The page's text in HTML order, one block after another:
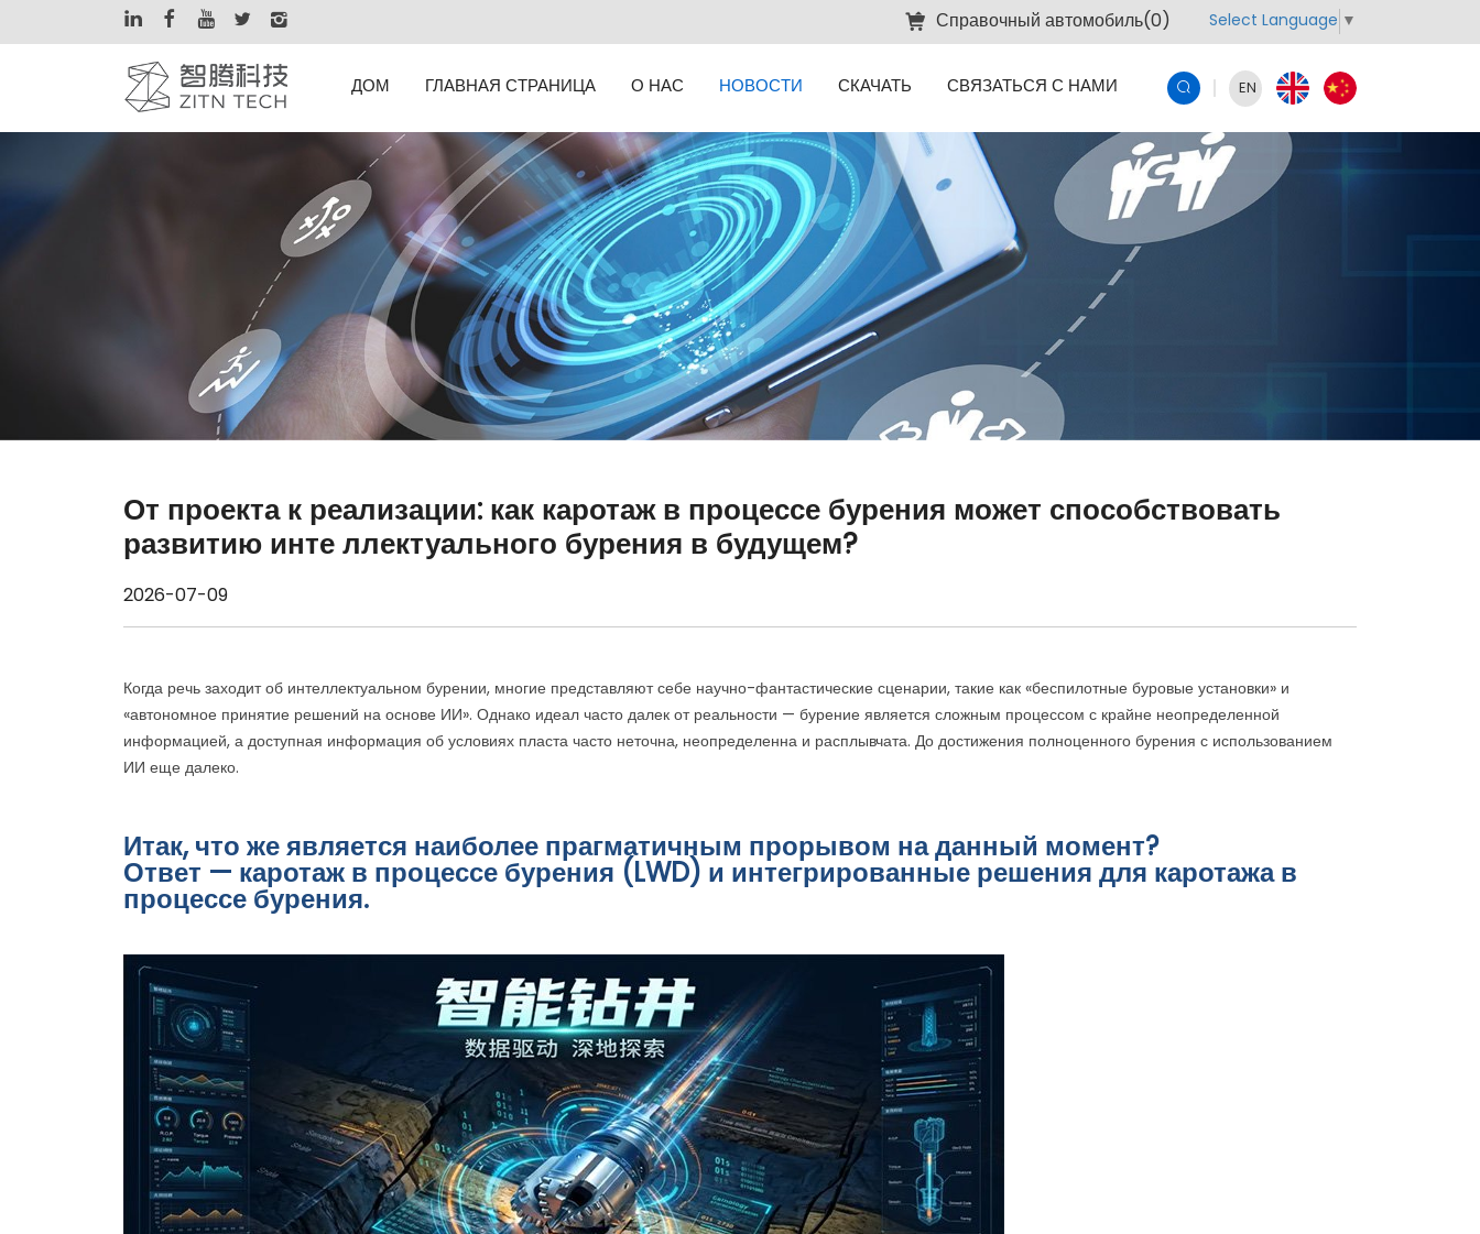
Справочный автомобиль(0) Select Language ▼
ДОМ ГЛАВНАЯ СТРАНИЦА О НАС НОВОСТИ СКАЧАТЬ СВЯЗАТЬСЯ С НАМИ EN
От проекта к реализации: как каротаж в процессе бурения может способствовать
развитию инте ллектуального бурения в будущем?
2026-07-09
Когда речь заходит об интеллектуальном бурении, многие представляют себе научно-фантастические сценарии, такие как «беспилотные буровые установки» и
«автономное принятие решений на основе ИИ». Однако идеал часто далек от реальности — бурение является сложным процессом с крайне неопределенной
информацией, а доступная информация об условиях пласта часто неточна, неопределенна и расплывчата. До достижения полноценного бурения с использованием
ИИ еще далеко.
Итак, что же является наиболее прагматичным прорывом на данный момент?
Ответ — каротаж в процессе бурения (LWD) и интегрированные решения для каротажа в
процессе бурения.